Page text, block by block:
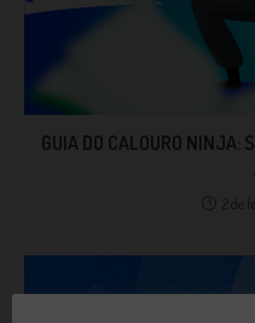
GUIA DO CALOURO
2